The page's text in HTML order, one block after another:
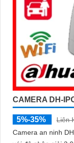
CAMERA DH-
5%-35%
Liên
Camera an ninh